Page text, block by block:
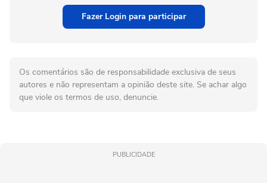
Fazer Login para participar
Os comentários são de responsabilidade exclusiva de seus
autores e não representam a opinião deste site. Se achar algo
que viole os termos de uso, denuncie.
PUBLICIDADE